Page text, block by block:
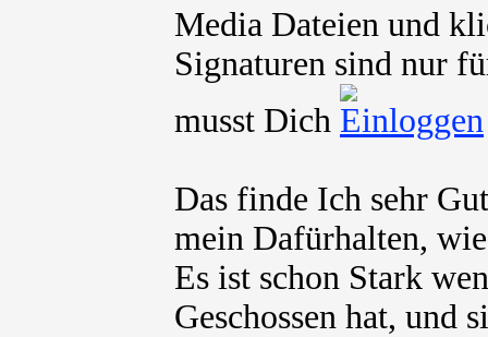
Media Dateien und
Signaturen sind nur
musst Dich
Das finde Ich sehr
mein Dafürhalten,
Es ist schon Stark
Geschossen hat, und